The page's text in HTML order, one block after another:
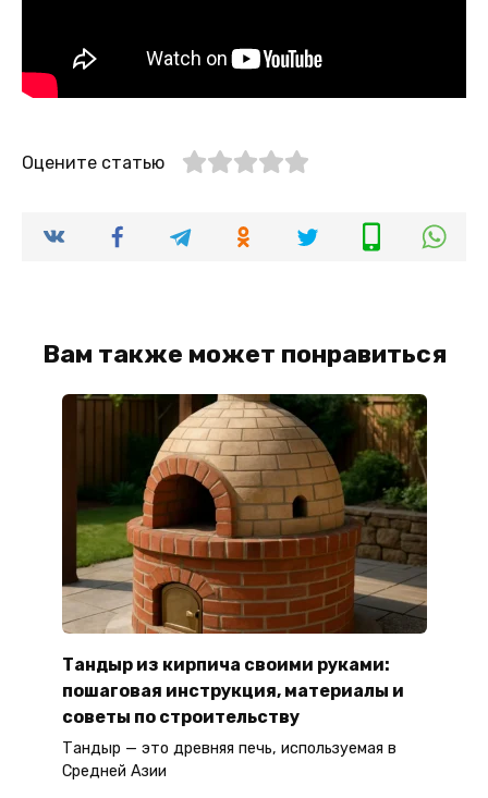
Оцените статью
Вам также может понравиться
Тандыр из кирпича своими руками:
пошаговая инструкция, материалы и
советы по строительству
Тандыр — это древняя печь, используемая в
Средней Азии